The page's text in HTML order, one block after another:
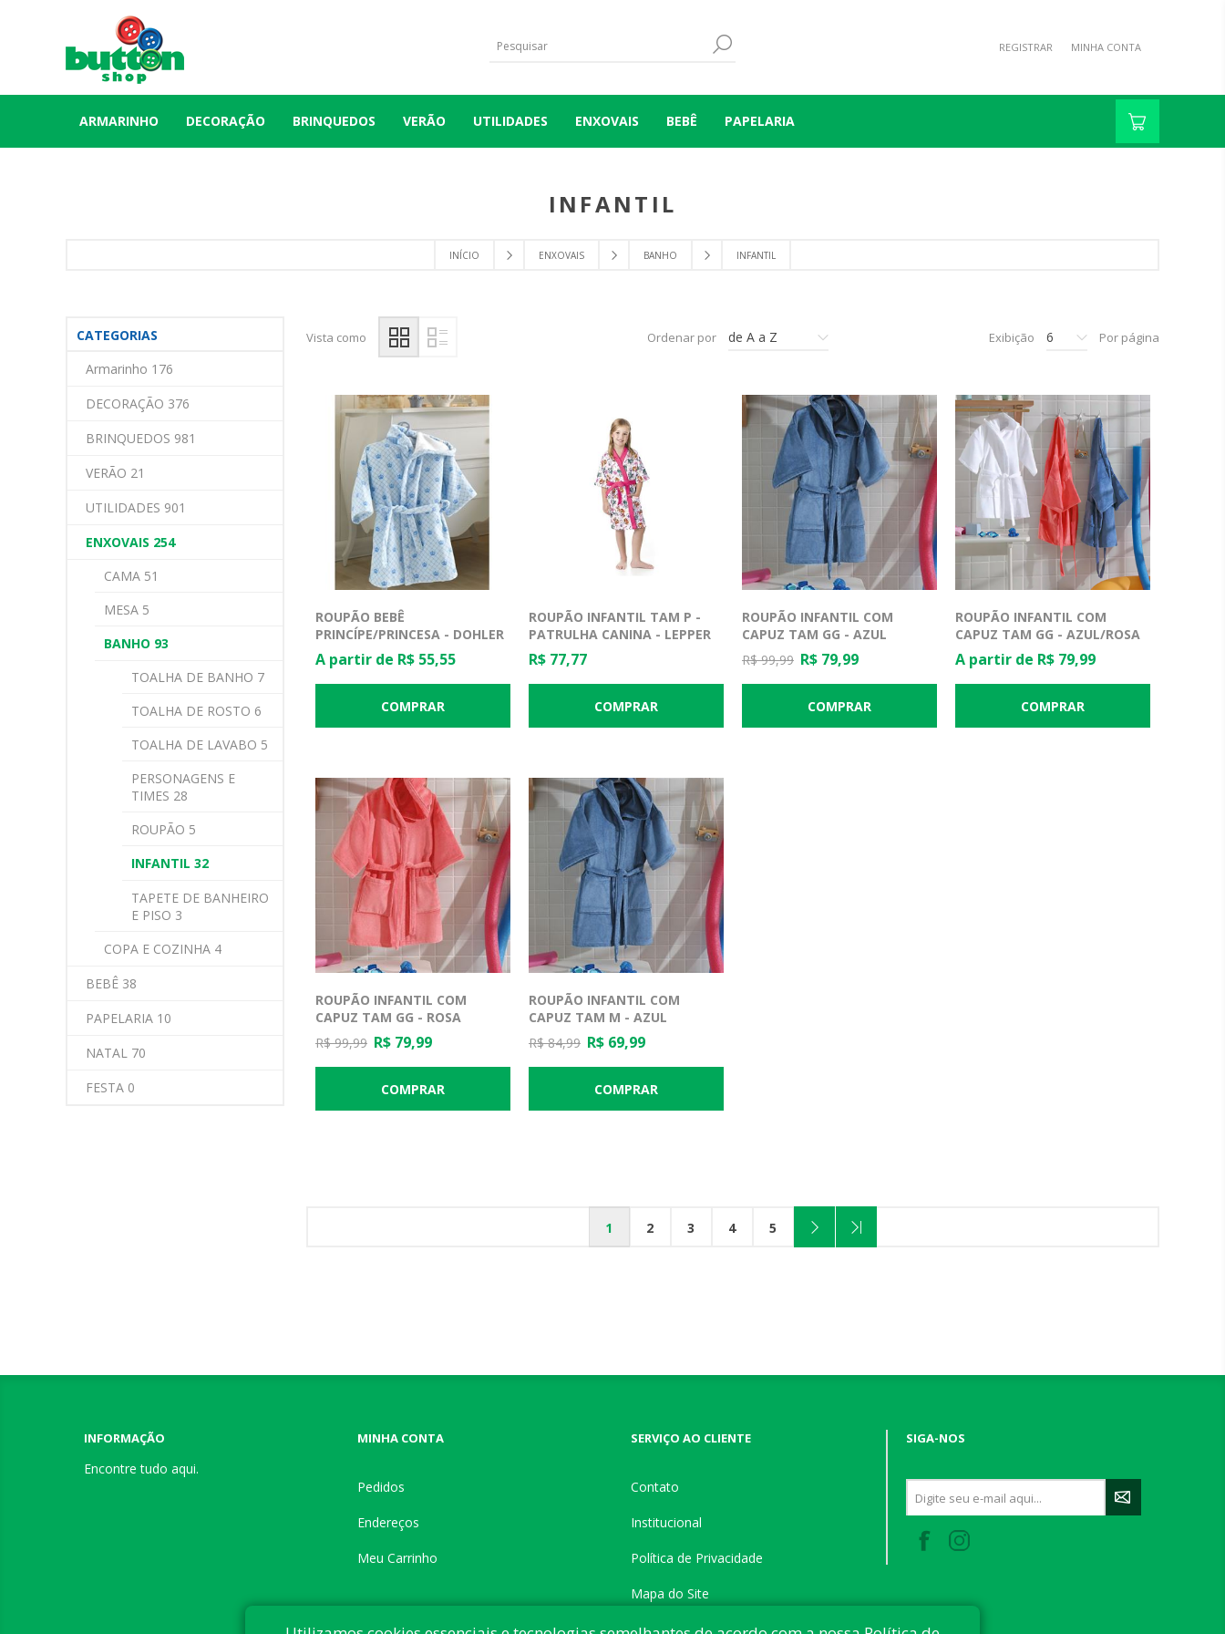
REGISTRAR MINHA CONTA
ARMARINHO DECORAÇÃO BRINQUEDOS VERÃO UTILIDADES ENXOVAIS BEBÊ PAPELARIA
INÍCIO ENXOVAIS BANHO INFANTIL
INFANTIL
Vista como Ordenar por de A a Z Exibição 6 Por página
ROUPÃO BEBÊ
PRINCÍPE/PRINCESA - DOHLER
A partir de R$ 55,55
ROUPÃO INFANTIL TAM P -
PATRULHA CANINA - LEPPER
R$ 77,77
ROUPÃO INFANTIL COM
CAPUZ TAM GG - AZUL
R$ 99,99 R$ 79,99
ROUPÃO INFANTIL COM
CAPUZ TAM GG - AZUL/ROSA
A partir de R$ 79,99
ROUPÃO INFANTIL COM
CAPUZ TAM GG - ROSA
R$ 99,99 R$ 79,99
ROUPÃO INFANTIL COM
CAPUZ TAM M - AZUL
R$ 84,99 R$ 69,99
1 2 3 4 5
CATEGORIAS
Armarinho 176
DECORAÇÃO 376
BRINQUEDOS 981
VERÃO 21
UTILIDADES 901
ENXOVAIS 254
CAMA 51
MESA 5
BANHO 93
TOALHA DE BANHO 7
TOALHA DE ROSTO 6
TOALHA DE LAVABO 5
PERSONAGENS E
TIMES 28
ROUPÃO 5
INFANTIL 32
TAPETE DE BANHEIRO
E PISO 3
COPA E COZINHA 4
BEBÊ 38
PAPELARIA 10
NATAL 70
FESTA 0
INFORMAÇÃO
Encontre tudo aqui.
MINHA CONTA
Pedidos
Endereços
Meu Carrinho
SERVIÇO AO CLIENTE
Contato
Institucional
Política de Privacidade
Mapa do Site
SIGA-NOS